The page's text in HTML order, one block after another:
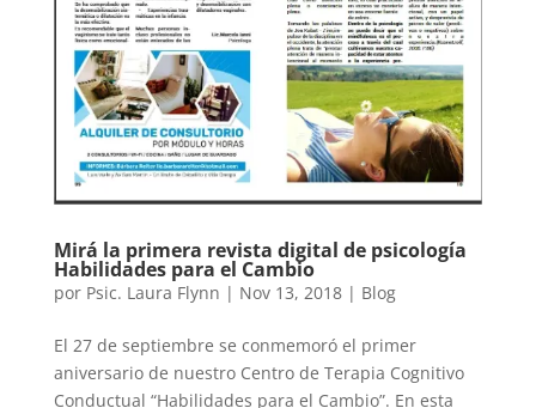
Mirá la primera revista digital de psicología
Habilidades para el Cambio
por Psic. Laura Flynn | Nov 13, 2018| Blog
El 27 de septiembre se conmemoró el primer
aniversario de nuestro Centro de Terapia Cognitivo
Conductual “Habilidades para el Cambio”. En esta